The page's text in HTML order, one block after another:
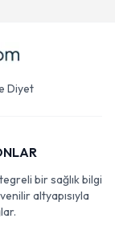
Diyet
bir sağlık bilgi
altyapısıyla